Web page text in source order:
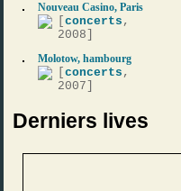
Nouveau Casino, Paris
[concerts ,
2008]
Molotow, hambourg
[concerts ,
2007]
Derniers lives